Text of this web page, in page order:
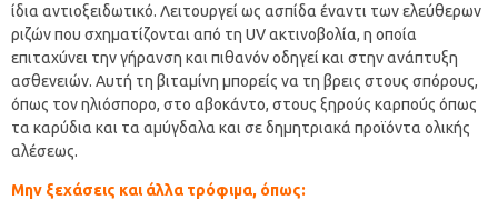
ίδια αντιοξειδωτικό. Λειτουργεί ως ασπίδα έναντι των ελεύθερων
ριζών που σχηματίζονται από τη UV ακτινοβολία, η οποία
επιταχύνει την γήρανση και πιθανόν οδηγεί και στην ανάπτυξη
ασθενειών. Αυτή τη βιταμίνη μπορείς να τη βρεις στους σπόρους,
όπως τον ηλιόσπορο, στο αβοκάντο, στους ξηρούς καρπούς όπως
τα καρύδια και τα αμύγδαλα και σε δημητριακά προϊόντα ολικής
αλέσεως.
Μην ξεχάσεις και άλλα τρόφιμα, όπως: